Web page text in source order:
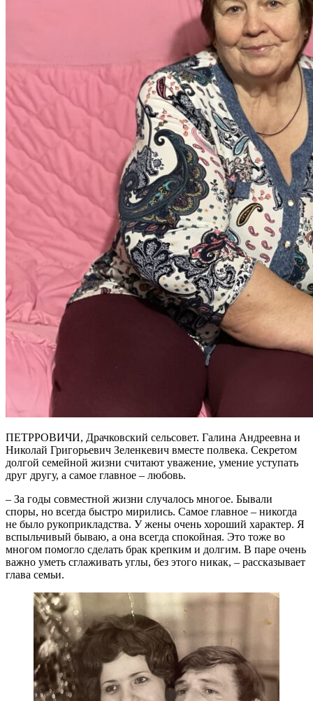
ПЕТРРОВИЧИ, Драчковский сельсовет. Галина Андреевна и
Николай Григорьевич Зеленкевич вместе полвека. Секретом
долгой семейной жизни считают уважение, умение уступать
друг другу, а самое главное – любовь.
– За годы совместной жизни случалось многое. Бывали
споры, но всегда быстро мирились. Самое главное – никогда
не было рукоприкладства. У жены очень хороший характер. Я
вспыльчивый бываю, а она всегда спокойная. Это тоже во
многом помогло сделать брак крепким и долгим. В паре очень
важно уметь сглаживать углы, без этого никак, – рассказывает
глава семьи.